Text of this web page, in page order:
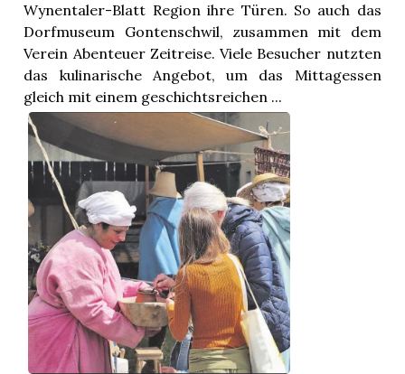
Wynentaler-Blatt Region ihre Türen. So auch das
Dorfmuseum Gontenschwil, zusammen mit dem
Verein Abenteuer Zeitreise. Viele Besucher nutzten
das kulinarische Angebot, um das Mittagessen
gleich mit einem geschichtsreichen ...